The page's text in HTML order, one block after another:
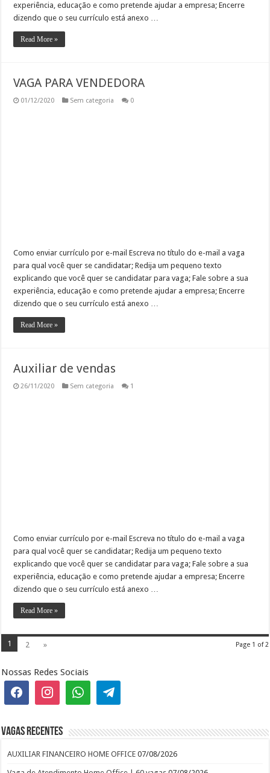
experiência, educação e como pretende ajudar a empresa; Encerre
dizendo que o seu currículo está anexo …
Read More »
VAGA PARA VENDEDORA
01/12/2020 Sem categoria 0
Como enviar currículo por e-mail Escreva no título do e-mail a vaga
para qual você quer se candidatar; Redija um pequeno texto
explicando que você quer se candidatar para vaga; Fale sobre a sua
experiência, educação e como pretende ajudar a empresa; Encerre
dizendo que o seu currículo está anexo …
Read More »
Auxiliar de vendas
26/11/2020 Sem categoria 1
Como enviar currículo por e-mail Escreva no título do e-mail a vaga
para qual você quer se candidatar; Redija um pequeno texto
explicando que você quer se candidatar para vaga; Fale sobre a sua
experiência, educação e como pretende ajudar a empresa; Encerre
dizendo que o seu currículo está anexo …
Read More »
Page 1 of 2
1 2 »
Nossas Redes Sociais
Vagas recentes
AUXILIAR FINANCEIRO HOME OFFICE 07/08/2026